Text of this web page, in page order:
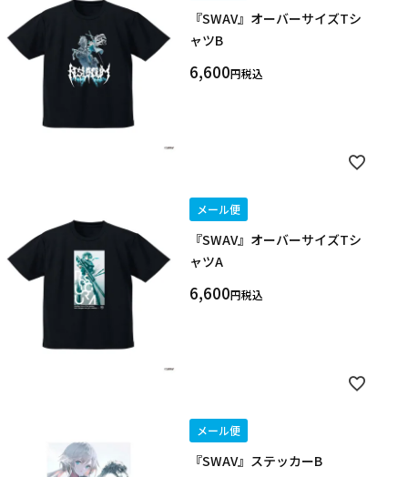
『SWAV』オーバーサイズTシ
ャツB
6,600 税込
メール便
『SWAV』オーバーサイズTシ
ャツA
6,600 税込
メール便
『SWAV』ステッカーB